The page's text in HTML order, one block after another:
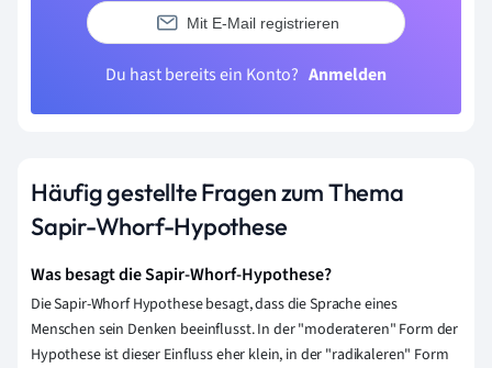
Mit E-Mail registrieren
Du hast bereits ein Konto? Anmelden
Häufig gestellte Fragen zum Thema
Sapir-Whorf-Hypothese
Was besagt die Sapir-Whorf-Hypothese?
Die Sapir-Whorf Hypothese besagt, dass die Sprache eines
Menschen sein Denken beeinflusst. In der "moderateren" Form der
Hypothese ist dieser Einfluss eher klein, in der "radikaleren" Form